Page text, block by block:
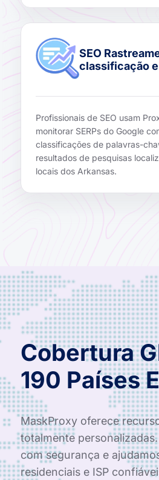
SEO
classificação e
Profissionais de SEO usam
monitorar SERPs do Google
classificações de palavras-
resultados de pesquisas
locais dos Arkansas.
Cobertura
190 Países
MaskProxy oferece
totalmente
com segurança e
residenciais e ISP